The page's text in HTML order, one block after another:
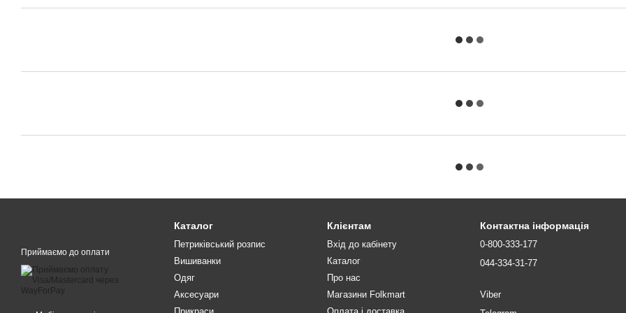
Приймаємо до оплати
Каталог
Петриківський розпис
Вишиванки
Одяг
Аксесуари
Клієнтам
Вхід до кабінету
Каталог
Про нас
Магазини Folkmart
Контактна інформація
0-800-333-177
044-334-31-77
Viber